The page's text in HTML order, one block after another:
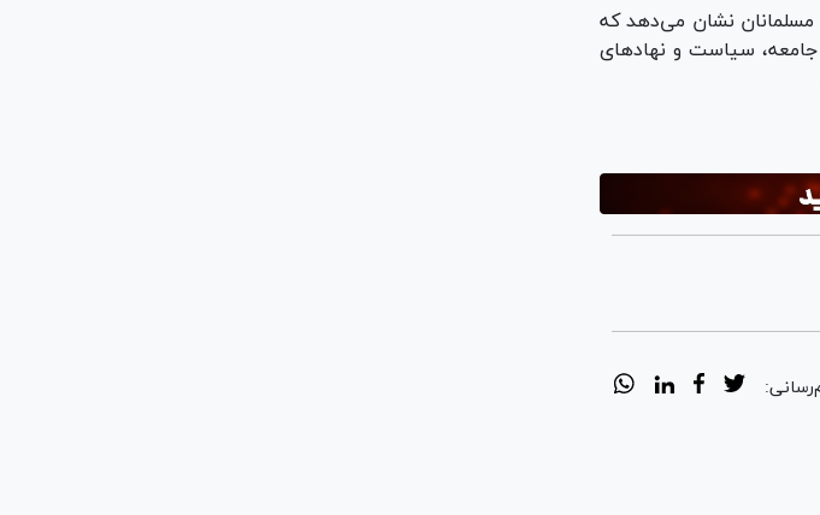
مسلمانان نشان می‌دهد که
جامعه، سیاست و نهاد‌های